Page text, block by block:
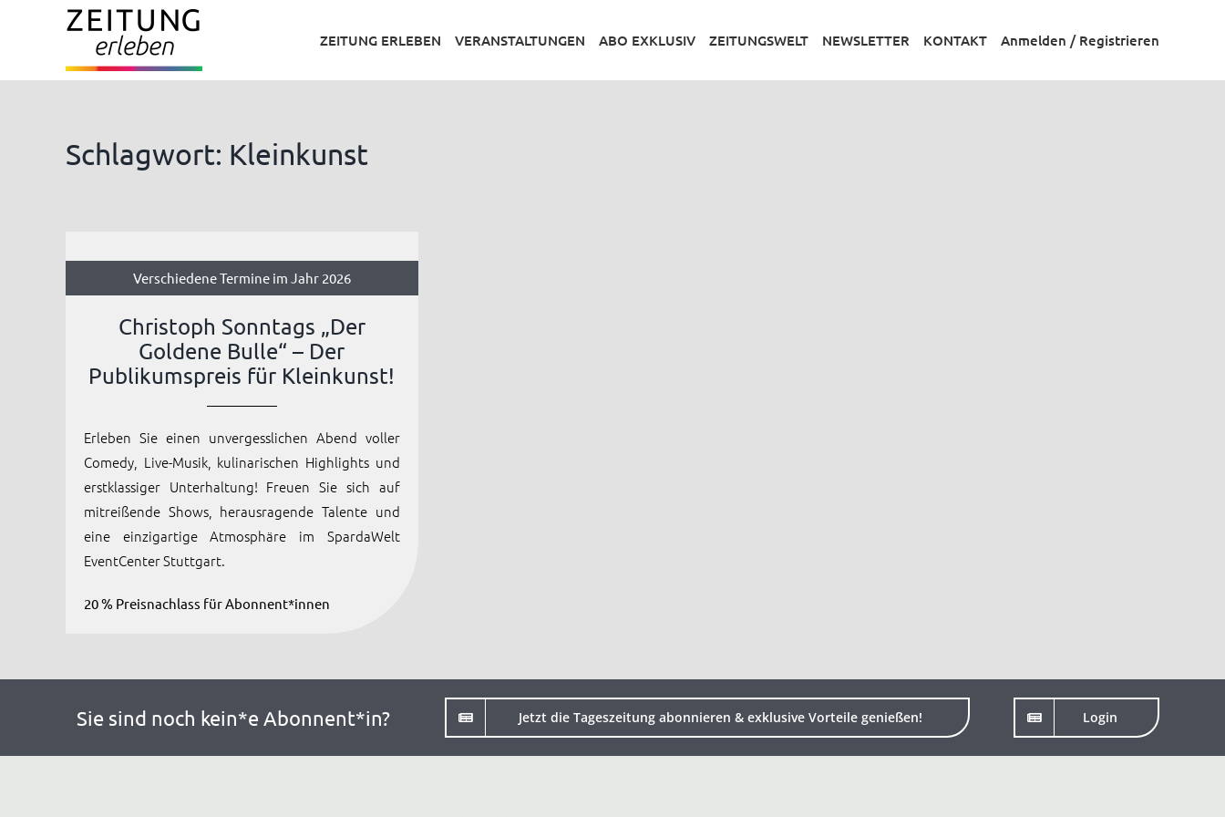
ZEITUNG ERLEBEN VERANSTALTUNGEN ABO EXKLUSIV ZEITUNGSWELT NEWSLETTER KONTAKT Anmelden / Registrieren
Schlagwort: Kleinkunst
Verschiedene Termine im Jahr 2026
Christoph Sonntags „Der
Goldene Bulle“ – Der
Publikumspreis für Kleinkunst!
Erleben Sie einen unvergesslichen Abend voller
Comedy, Live-Musik, kulinarischen Highlights und
erstklassiger Unterhaltung! Freuen Sie sich auf
mitreißende Shows, herausragende Talente und
eine einzigartige Atmosphäre im SpardaWelt
EventCenter Stuttgart.
20 % Preisnachlass für Abonnent*innen
Sie sind noch kein*e Abonnent*in? Jetzt die Tageszeitung abonnieren & exklusive Vorteile genießen! Login